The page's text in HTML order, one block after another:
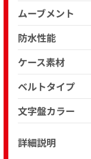
ムーブメント
防水性能
ケース素材
ベルトタイプ
文字盤カラー
詳細説明